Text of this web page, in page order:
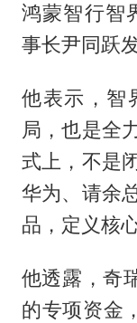
鸿蒙智行智
事长尹同跃
他表示，智
局，也是全
式上，不是
华为、请余
品，定义核
他透露，奇
的专项资金